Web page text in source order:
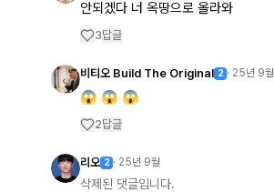
안되겠다 너 옥땅으로 올라와
3답글
비티오 Build The Original 2 · 25년 9월
😱 😱 😱
2답글
리오 2 · 25년 9월
삭제된 댓글입니다.